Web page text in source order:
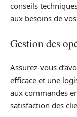
conseils
aux besoins de
Gestion des
Assurez-vous
efficace et une
aux commandes
satisfaction des